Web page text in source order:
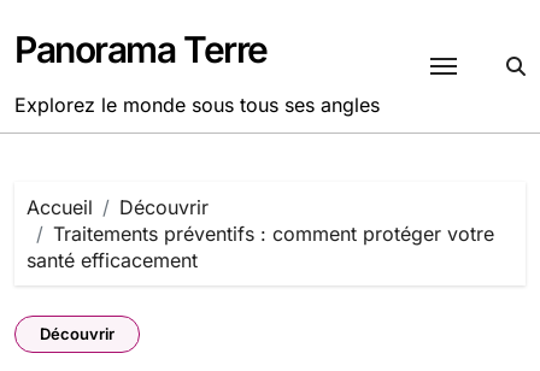
au
contenu
Panorama Terre
Explorez le monde sous tous ses angles
Accueil
Découvrir
Traitements préventifs : comment protéger votre
santé efficacement
Découvrir